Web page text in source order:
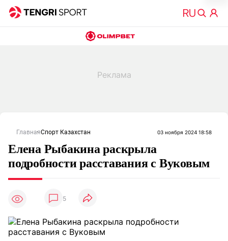
ГлавнаяСпорт Казахстан 03 ноября 2024 18:58
Елена Рыбакина раскрыла
подробности расставания с Вуковым
5